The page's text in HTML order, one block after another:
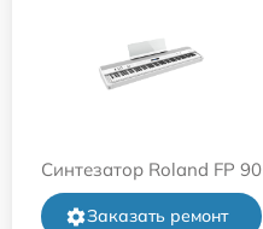
Синтезатор Roland FP 90
Заказать ремонт